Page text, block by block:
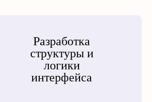
Разработка
структуры и
логики
интерфейса